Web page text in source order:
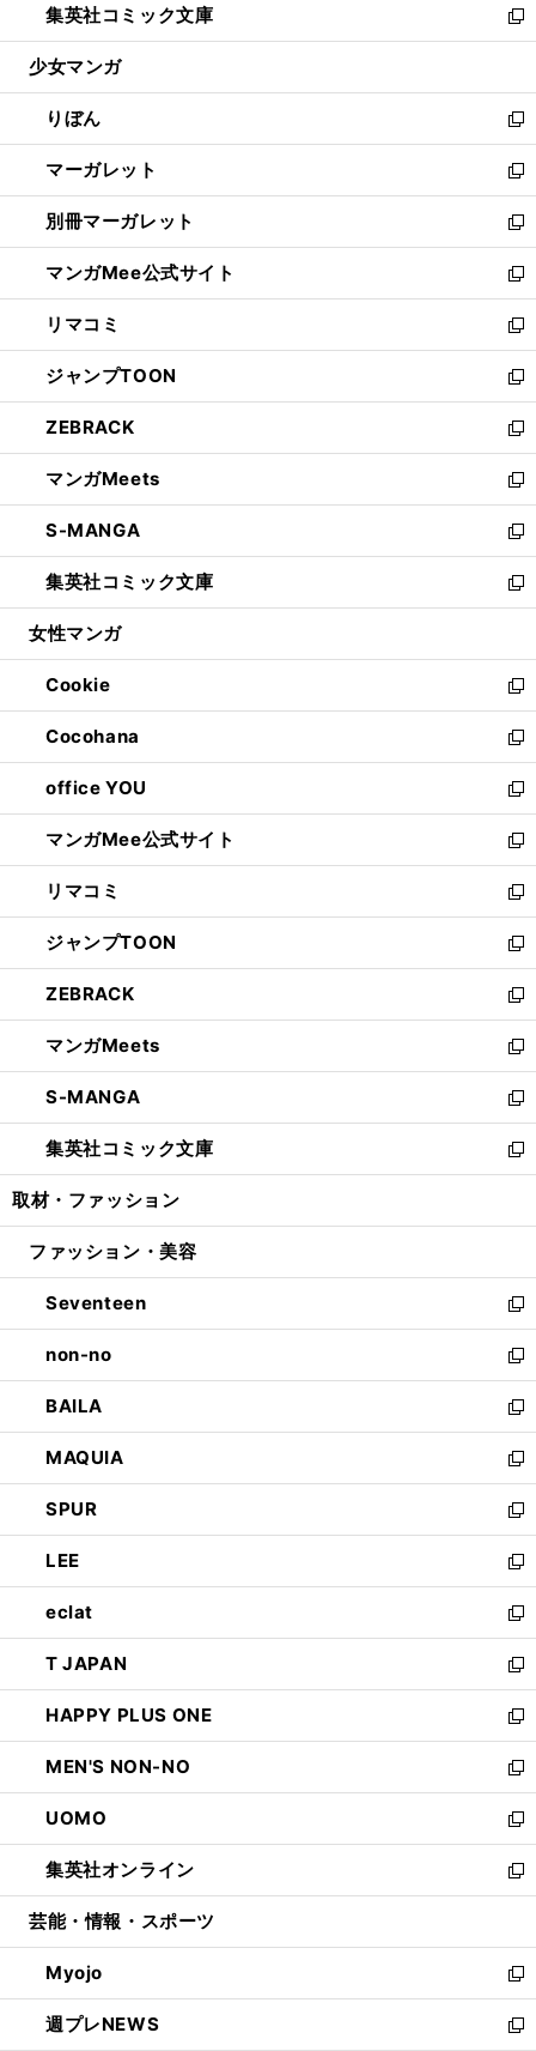
く
で
開
ド
ウ
開
く
ィ
ン
ウ
で
開
く
い
ウ
ン
ド
ウ
で
開
く
集英社コミック文庫
新
し
ウ
ィ
ン
ド
ウ
で
開
く
少女マンガ
りぼん
新
し
い
ウ
ィ
ン
ド
ウ
で
開
く
マーガレット
新
し
い
ウ
ィ
ン
ド
ウ
で
開
く
別冊マーガレット
新
し
い
ウ
ィ
ン
ド
ウ
で
開
く
マンガMee公式サイト
新
し
い
ウ
ィ
ン
ド
ウ
で
開
く
リマコミ
新
し
い
ウ
ィ
ン
ド
ウ
で
開
く
ジャンプTOON
新
し
い
ウ
ィ
ン
ド
ウ
で
開
ZEBRACK
新
し
い
ウ
ィ
ン
ド
ウ
開
く
マンガMeets
新
し
い
ウ
ィ
ン
ウ
で
開
く
S-MANGA
新
し
い
ウ
ン
ド
ウ
で
開
く
集英社コミック文庫
新
し
ウ
ィ
ン
ド
ウ
で
開
く
女性マンガ
Cookie
新
し
い
ウ
ィ
ン
ド
ウ
で
開
く
Cocohana
新
し
い
ウ
ィ
ン
ド
ウ
で
開
く
office YOU
新
し
い
ウ
ィ
ン
ド
ウ
で
開
く
マンガMee公式サイト
新
し
い
ウ
ィ
ン
ド
ウ
で
開
く
リマコミ
新
し
い
ウ
ィ
ン
ド
ウ
で
開
く
ジャンプTOON
新
し
い
ウ
ィ
ン
ド
ウ
で
開
ZEBRACK
新
し
い
ウ
ィ
ン
ド
ウ
開
マンガMeets
新
し
い
ウ
ィ
ン
ウ
開
く
S-MANGA
新
し
い
ウ
ン
ウ
で
開
く
集英社コミック文庫
新
し
ウ
ン
ド
ウ
で
開
く
取材・ファッション
ファッション・美容
Seventeen
新
し
い
ウ
ィ
ン
ド
ウ
で
開
く
non-no
新
し
い
ウ
ィ
ン
ド
ウ
で
開
く
BAILA
新
し
い
ウ
ィ
ン
ド
ウ
で
開
く
MAQUIA
新
し
い
ウ
ィ
ン
ド
ウ
で
開
く
SPUR
新
し
い
ウ
ィ
ン
ド
ウ
で
開
く
LEE
新
し
い
ウ
ィ
ン
ド
ウ
で
開
く
eclat
新
し
い
ウ
ィ
ン
ド
ウ
で
開
く
T JAPAN
新
し
い
ウ
ィ
ン
ド
ウ
で
開
HAPPY PLUS ONE
新
し
い
ウ
ィ
ン
ド
ウ
開
く
MEN'S NON-NO
新
し
い
ウ
ィ
ン
ウ
で
開
く
UOMO
新
し
い
ウ
ン
ド
ウ
で
集英社オンライン
新
し
ウ
ィ
ン
ド
芸能・情報・スポーツ
Myojo
新
し
い
週プレNEWS
新